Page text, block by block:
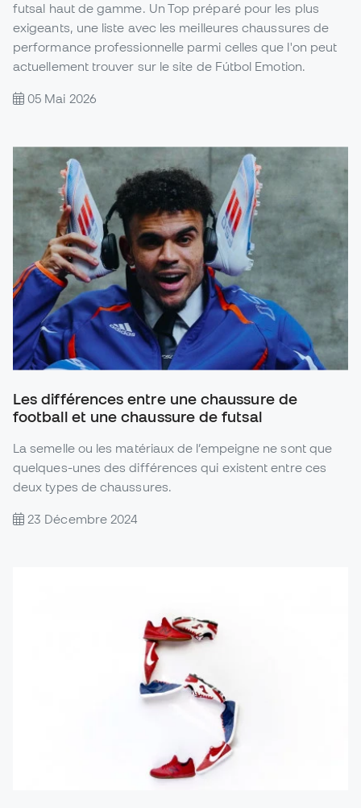
futsal haut de gamme. Un Top préparé pour les plus
exigeants, une liste avec les meilleures chaussures de
performance professionnelle parmi celles que l'on peut
actuellement trouver sur le site de Fútbol Emotion.
05 Mai 2026
Les différences entre une chaussure de
football et une chaussure de futsal
La semelle ou les matériaux de l’empeigne ne sont que
quelques-unes des différences qui existent entre ces
deux types de chaussures.
23 Décembre 2024